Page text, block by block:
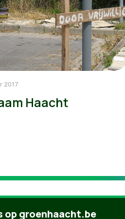
2017
Haacht
op groenhaacht.be